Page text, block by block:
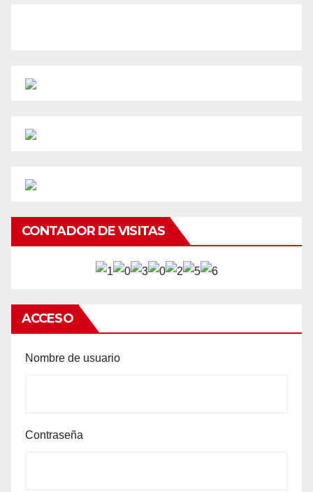
CONTADOR DE VISITAS
ACCESO
Nombre de usuario
Contraseña